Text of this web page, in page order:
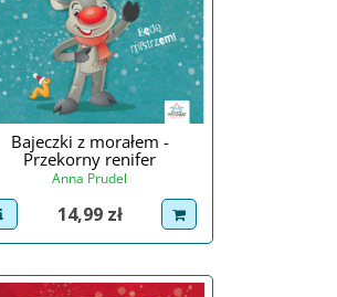
Bajeczki z morałem -
Przekorny renifer
Anna Prudel
view product
Cena
14,99 zł dodaj do koszyka